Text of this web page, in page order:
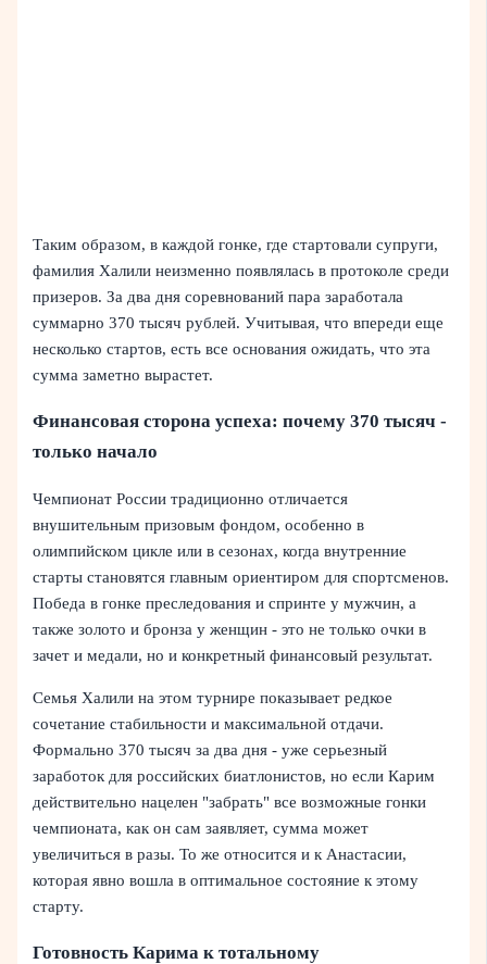
Таким образом, в каждой гонке, где стартовали супруги,
фамилия Халили неизменно появлялась в протоколе среди
призеров. За два дня соревнований пара заработала
суммарно 370 тысяч рублей. Учитывая, что впереди еще
несколько стартов, есть все основания ожидать, что эта
сумма заметно вырастет.
Финансовая сторона успеха: почему 370 тысяч -
только начало
Чемпионат России традиционно отличается
внушительным призовым фондом, особенно в
олимпийском цикле или в сезонах, когда внутренние
старты становятся главным ориентиром для спортсменов.
Победа в гонке преследования и спринте у мужчин, а
также золото и бронза у женщин - это не только очки в
зачет и медали, но и конкретный финансовый результат.
Семья Халили на этом турнире показывает редкое
сочетание стабильности и максимальной отдачи.
Формально 370 тысяч за два дня - уже серьезный
заработок для российских биатлонистов, но если Карим
действительно нацелен "забрать" все возможные гонки
чемпионата, как он сам заявляет, сумма может
увеличиться в разы. То же относится и к Анастасии,
которая явно вошла в оптимальное состояние к этому
старту.
Готовность Карима к тотальному